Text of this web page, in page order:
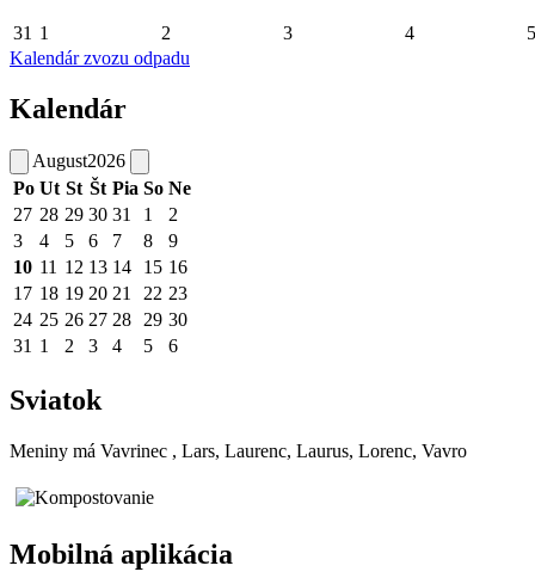
31 1 2 3 4
5
Kalendár zvozu odpadu
Kalendár
August2026
Po Ut St Št Pia So Ne
27 28 29 30 31 1
2
3
4 5 6 7 8
9
10 11 12 13 14 15 16
17 18 19 20 21 22 23
24 25 26 27 28 29 30
31 1 2 3 4 5 6
Sviatok
Meniny má Vavrinec , Lars, Laurenc, Laurus, Lorenc, Vavro
Mobilná aplikácia